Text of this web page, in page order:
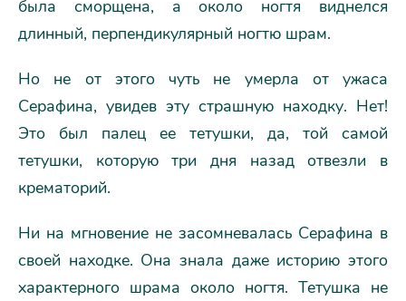
была сморщена, а около ногтя виднелся
длинный, перпендикулярный ногтю шрам.
Но не от этого чуть не умерла от ужаса
Серафина, увидев эту страшную находку. Нет!
Это был палец ее тетушки, да, той самой
тетушки, которую три дня назад отвезли в
крематорий.
Ни на мгновение не засомневалась Серафина в
своей находке. Она знала даже историю этого
характерного шрама около ногтя. Тетушка не